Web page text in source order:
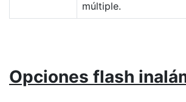
múltiple.
Opciones flash